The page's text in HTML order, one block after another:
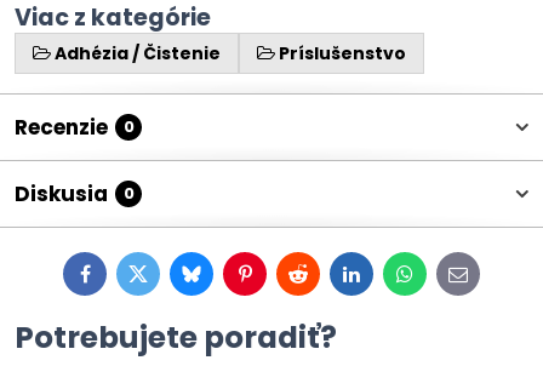
Viac z kategórie
Adhézia / Čistenie Príslušenstvo
Recenzie 0
Diskusia 0
FacebookTwitterBlueskyPinterestRedditLinkedInWhatsApp
E-
mail
Potrebujete poradiť?